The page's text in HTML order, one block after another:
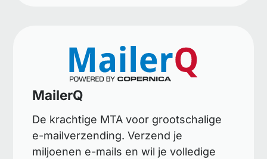
MailerQ
De krachtige MTA voor grootschalige
e-mailverzending. Verzend je
miljoenen e-mails en wil je volledige